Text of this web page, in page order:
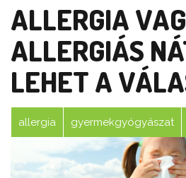
ALLERGIA
ALLERGIÁS
LEHET A
allergia gyermekgyógyászat